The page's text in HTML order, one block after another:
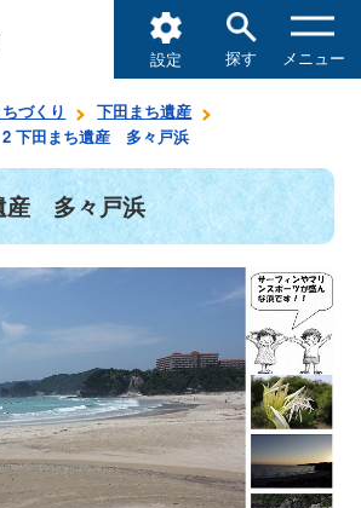
設定 探す メニュー
ちづくり
下田まち遺産
2 下田まち遺産 多々戸浜
産 多々戸浜